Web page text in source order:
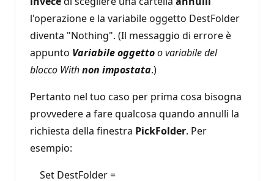
l'operazione e la variabile oggetto DestFolder
diventa "Nothing". (Il messaggio di errore è
appunto Variabile oggettoo variabile del
blocco Withnon impostata.)
Pertanto nel tuo caso per prima cosa bisogna
provvedere a fare qualcosa quando annulli la
richiesta della finestra PickFolder. Per
esempio:
Set DestFolder =